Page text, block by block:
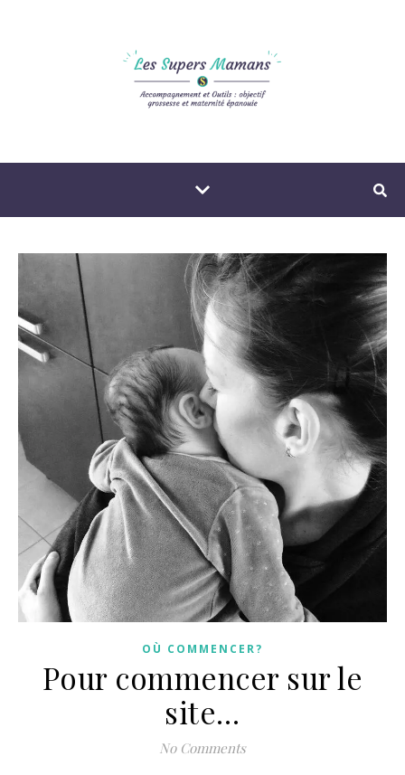
OÙ COMMENCER?
Pour commencer sur le
site…
No Comments